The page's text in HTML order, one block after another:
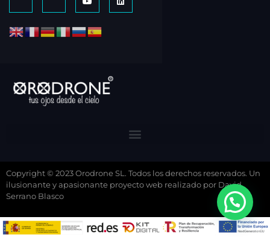
Copyright © 2023 Orodrone SL. Todos los derechos reservados. Un
ilusionante y apasionante proyecto web realizado por David
Serrano Blasco